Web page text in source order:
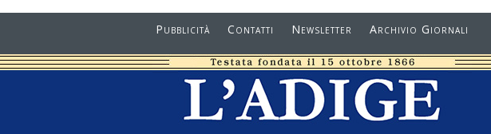
Pubblicità Contatti Newsletter Archivio Giornali